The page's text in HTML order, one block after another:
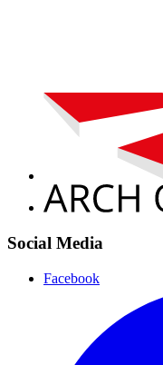
Social Media
Facebook